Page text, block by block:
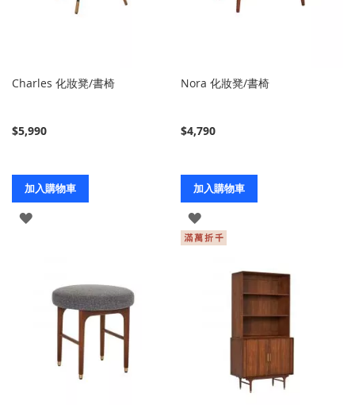
Charles 化妝凳/書椅
$5,990
加入購物車
登
Nora 化妝凳/書椅
$4,790
加入購物車
登
入